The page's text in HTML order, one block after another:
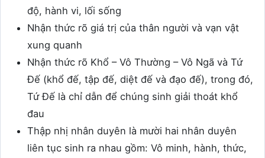
độ, hành vi, lối sống
Nhận thức rõ giá trị của thân người và vạn vật
xung quanh
Nhận thức rõ Khổ – Vô Thường – Vô Ngã và Tứ
Đế (khổ đế, tập đế, diệt đế và đạo đế), trong đó,
Tứ Đế là chỉ dẫn để chúng sinh giải thoát khổ
đau
Thập nhị nhân duyên là mười hai nhân duyên
liên tục sinh ra nhau gồm: Vô minh, hành, thức,